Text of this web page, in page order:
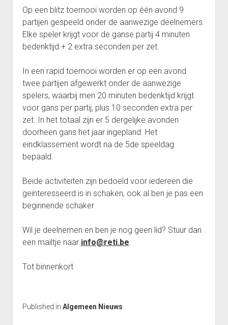
Interclub 2023-2024: Uitslagen ploeg Gambiet Opwijk 6
(Afdeling 5O)
Punten Reeks 1
Reeks 1 2012-2013
Punten Reeks 1
Punten Reeks 2
Reeks 2
Punten Reeks 2
Reeks 3 2011-2012
Punten Reeks 3
Punten Reeks 3A
Interclub afdeling 4D 2011 – 2012
Interclub Afdeling 5D 2011 – 2012
Op een blitz toernooi worden op één avond 9
partijen gespeeld onder de aanwezige deelnemers.
Elke speler krijgt voor de ganse partij 4 minuten
bedenktijd + 2 extra seconden per zet.
In een rapid toernooi worden er op een avond
twee partijen afgewerkt onder de aanwezige
spelers, waarbij men 20 minuten bedenktijd krijgt
voor gans per partij, plus 10 seconden extra per
zet. In het totaal zijn er 5 dergelijke avonden
doorheen gans het jaar ingepland. Het
eindklassement wordt na de 5de speeldag
bepaald.
Beide activiteiten zijn bedoeld voor iedereen die
geïnteresseerd is in schaken, ook al ben je pas een
beginnende schaker.
Wil je deelnemen en ben je nog geen lid? Stuur dan
een mailtje naar info@reti.be.
Tot binnenkort
Published in Algemeen Nieuws